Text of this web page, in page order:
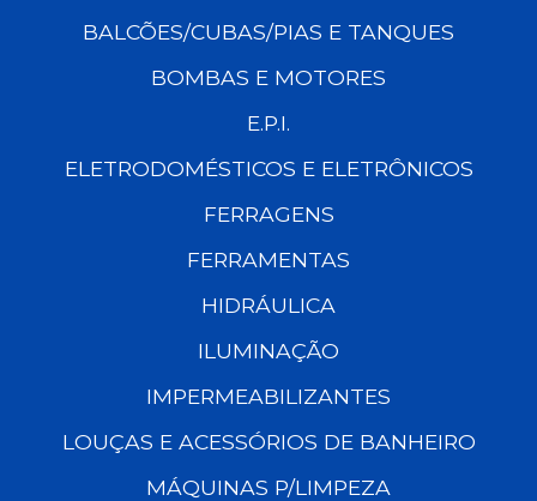
BALCÕES/CUBAS/PIAS E TANQUES
BOMBAS E MOTORES
E.P.I.
ELETRODOMÉSTICOS E ELETRÔNICOS
FERRAGENS
FERRAMENTAS
HIDRÁULICA
ILUMINAÇÃO
IMPERMEABILIZANTES
LOUÇAS E ACESSÓRIOS DE BANHEIRO
MÁQUINAS P/LIMPEZA